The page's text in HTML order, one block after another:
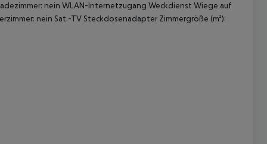
nein WLAN-Internetzugang Weckdienst Wiege auf
nein Sat.-TV Steckdosenadapter Zimmergröße (m²):